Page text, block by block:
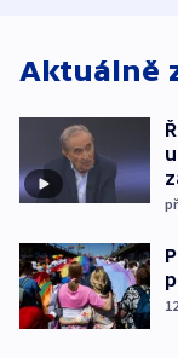
Aktuálně